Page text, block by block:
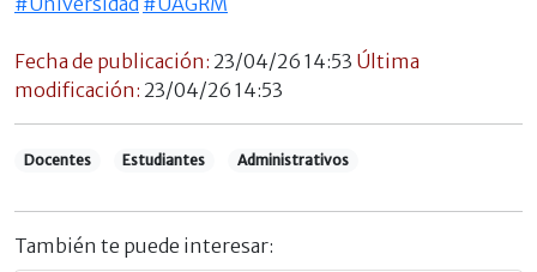
Fecha de publicación: 23/04/26 14:53 Última
modificación: 23/04/26 14:53
Docentes Estudiantes Administrativos
También te puede interesar: